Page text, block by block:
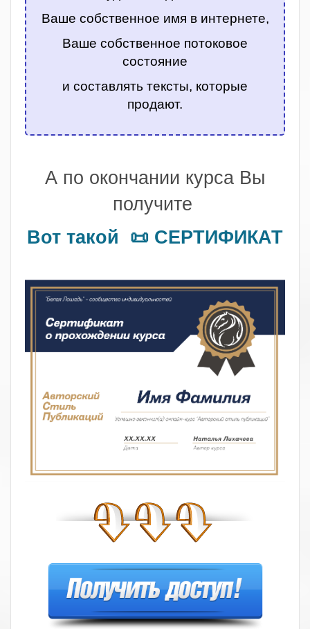
Ваше собственное имя в интернете,
Ваше собственное потоковое
состояние
и составлять тексты, которые
продают.
А по окончании курса Вы
получите
Вот такой 📜 СЕРТИФИКАТ